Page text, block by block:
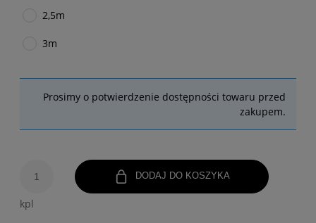
2,5m
3m
Prosimy o potwierdzenie dostępności towaru przed
zakupem.
kpl
DODAJ DO KOSZYKA